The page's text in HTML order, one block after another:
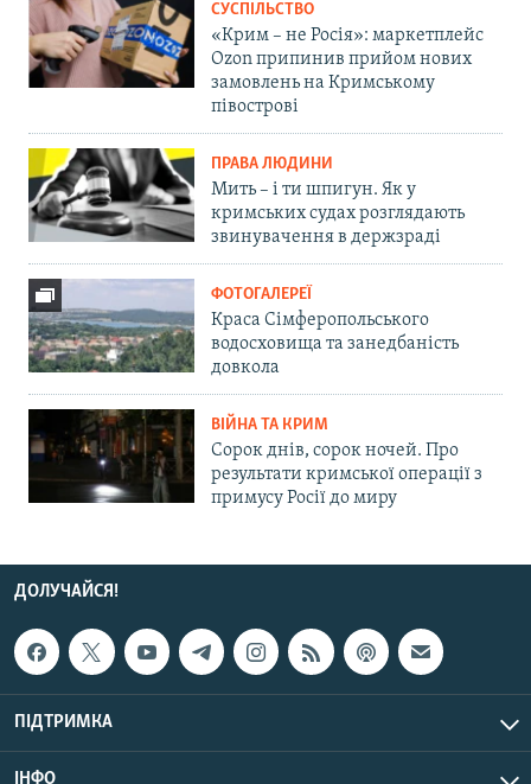
СУСПІЛЬСТВО
«Крим – не Росія»: маркетплейс
Ozon припинив прийом нових
замовлень на Кримському
півострові
ПРАВА ЛЮДИНИ
Мить – і ти шпигун. Як у
кримських судах розглядають
звинувачення в держзраді
ФОТОГАЛЕРЕЇ
Краса Сімферопольського
водосховища та занедбаність
довкола
ВІЙНА ТА КРИМ
Сорок днів, сорок ночей. Про
результати кримської операції з
примусу Росії до миру
ДОЛУЧАЙСЯ!
ПІДТРИМКА
ІНФО